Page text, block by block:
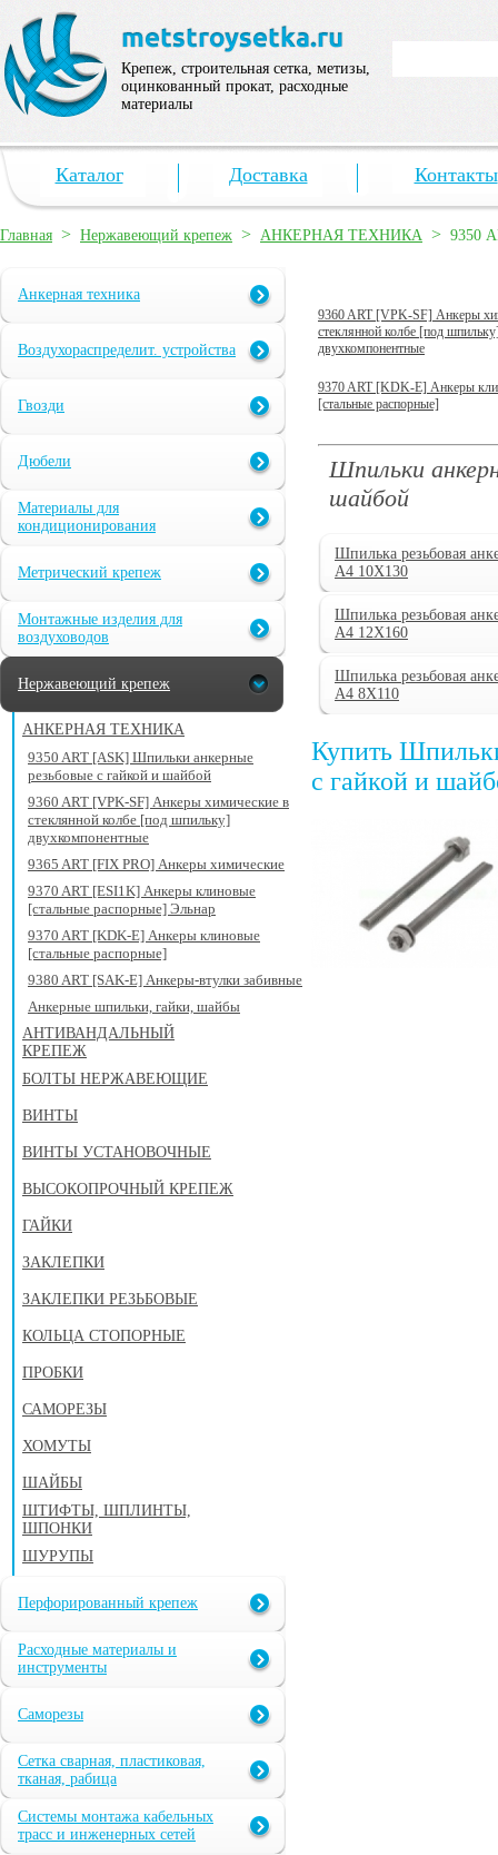
Крепеж, строительная сетка, метизы,
оцинкованный прокат, расходные
материалы
Каталог Доставка Контакты
Главная > Нержавеющий крепеж > АНКЕРНАЯ ТЕХНИКА > 9350
Анкерная техника
Воздухораспределит. устройства
Гвозди
Дюбели
Материалы для
кондиционирования
Метрический крепеж
Монтажные изделия для
воздуховодов
Нержавеющий крепеж
АНКЕРНАЯ ТЕХНИКА
9350 ART [ASK] Шпильки анкерные
резьбовые с гайкой и шайбой
9360 ART [VPK-SF] Анкеры химические в
стеклянной колбе [под шпильку]
двухкомпонентные
9365 ART [FIX PRO] Анкеры химические
9370 ART [ESI1K] Анкеры клиновые
[стальные распорные] Эльнар
9370 ART [KDK-E] Анкеры клиновые
[стальные распорные]
9380 ART [SAK-E] Анкеры-втулки забивные
Анкерные шпильки, гайки, шайбы
АНТИВАНДАЛЬНЫЙ
КРЕПЕЖ
БОЛТЫ НЕРЖАВЕЮЩИЕ
ВИНТЫ
ВИНТЫ УСТАНОВОЧНЫЕ
ВЫСОКОПРОЧНЫЙ КРЕПЕЖ
ГАЙКИ
ЗАКЛЕПКИ
ЗАКЛЕПКИ РЕЗЬБОВЫЕ
КОЛЬЦА СТОПОРНЫЕ
ПРОБКИ
САМОРЕЗЫ
ХОМУТЫ
ШАЙБЫ
ШТИФТЫ, ШПЛИНТЫ,
ШПОНКИ
ШУРУПЫ
Перфорированный крепеж
Расходные материалы и
инструменты
Саморезы
Сетка сварная, пластиковая,
тканая, рабица
Системы монтажа кабельных
трасс и инженерных сетей
9360 ART [VPK-SF] Анкеры
стеклянной колбе [под
двухкомпонентные
9370 ART [KDK-E] Анкеры
[стальные распорные]
Шпильки
шайбой
Шпилька резьбовая
А4 10Х130
Шпилька резьбовая
А4 12Х160
Шпилька резьбовая
А4 8Х110
Купить
с гайкой и